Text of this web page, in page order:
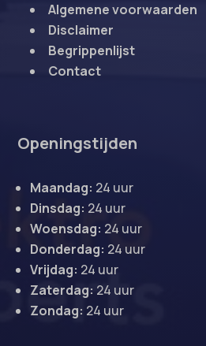
Algemene voorwaarden
Disclaimer
Begrippenlijst
Contact
Openingstijden
Maandag: 24 uur
Dinsdag: 24 uur
Woensdag: 24 uur
Donderdag: 24 uur
Vrijdag: 24 uur
Zaterdag: 24 uur
Zondag: 24 uur